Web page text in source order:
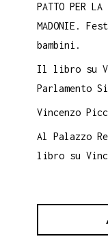
PATTO PER LA
MADONIE.
bambini.
Il libro su
Parlamento
Vincenzo
Al Palazzo
libro su